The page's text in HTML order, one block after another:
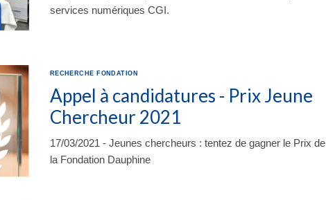
services numériques CGI.
RECHERCHE FONDATION
Appel à candidatures - Prix Jeune
Chercheur 2021
17/03/2021 - Jeunes chercheurs : tentez de gagner le Prix de
la Fondation Dauphine